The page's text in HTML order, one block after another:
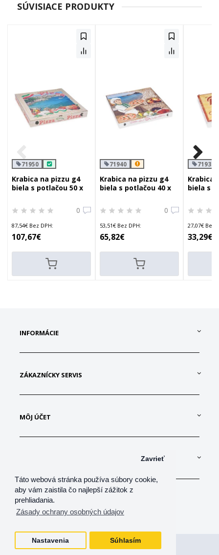
Táto webová stránka používa súbory cookie,
aby vám zaistila čo najlepší zážitok z
prehliadania.
Zásady ochrany osobných údajov
Zavrieť
Nastavenia Súhlasím
SÚVISIACE PRODUKTY
71950
Krabica na pizzu g4
biela s potlačou 50 x
0
87,54€ Bez DPH:
107,67€
71940
Krabica na pizzu g4
biela s potlačou 40 x
0
53,51€ Bez DPH:
65,82€
71930
Krabica
biela s
27,07€ Bez
33,29€
INFORMÁCIE
ZÁKAZNÍCKY SERVIS
MÔJ ÚČET
Všetky práva vyhradenéshop-net, s.r.o.